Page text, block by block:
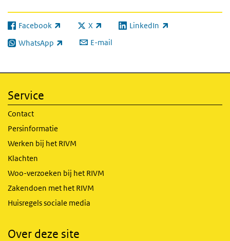
Facebook
(externe link) X
(externe link) LinkedIn
(externe link)
WhatsApp
(externe link) E-mail
Service
Contact
Persinformatie
Werken bij het RIVM
Klachten
Woo-verzoeken bij het RIVM
Zakendoen met het RIVM
Huisregels sociale media
Over deze site